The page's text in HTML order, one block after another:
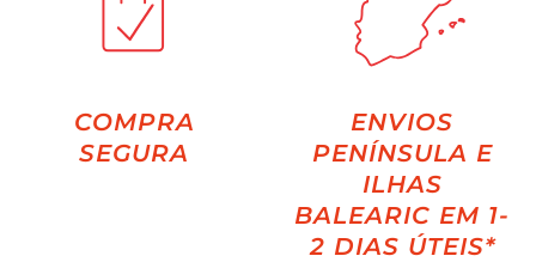
COMPRA
SEGURA
ENVIOS
PENÍNSULA E
ILHAS
BALEARIC EM 1-
2 DIAS ÚTEIS*